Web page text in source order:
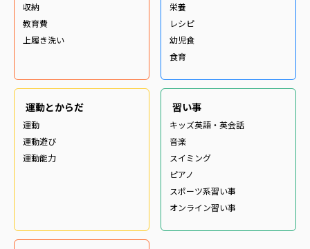
収納
教育費
上履き洗い
栄養
レシピ
幼児食
食育
運動とからだ
運動
運動遊び
運動能力
習い事
キッズ英語・英会話
音楽
スイミング
ピアノ
スポーツ系習い事
オンライン習い事